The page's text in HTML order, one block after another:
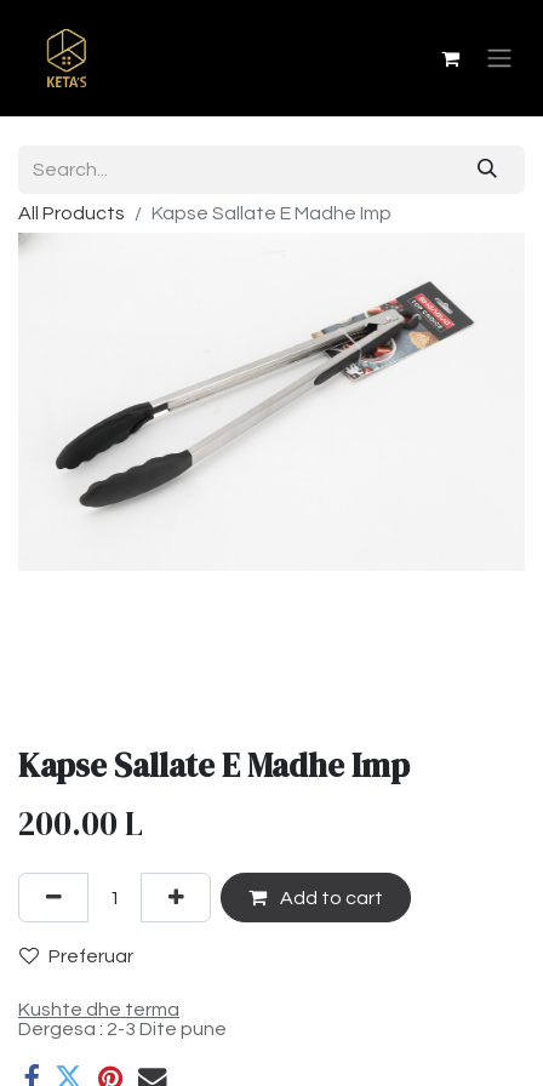
All Products Kapse Sallate E Madhe Imp
Kapse Sallate E Madhe Imp
200.00L
Add to cart
Preferuar
Kushte dhe terma
Dergesa : 2-3 Dite pune